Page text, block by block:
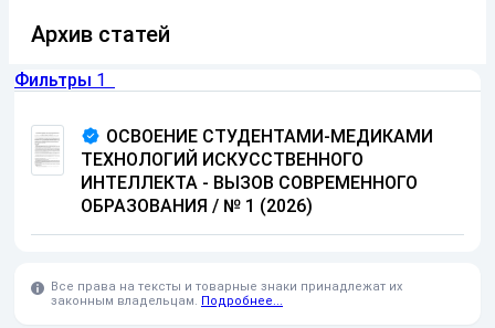
Архив статей
Фильтры 1
ОСВОЕНИЕ СТУДЕНТАМИ-МЕДИКАМИ
ТЕХНОЛОГИЙ ИСКУССТВЕННОГО
ИНТЕЛЛЕКТА - ВЫЗОВ СОВРЕМЕННОГО
ОБРАЗОВАНИЯ / № 1 (2026)
Все права на тексты и товарные знаки принадлежат их
законным владельцам. Подробнее...